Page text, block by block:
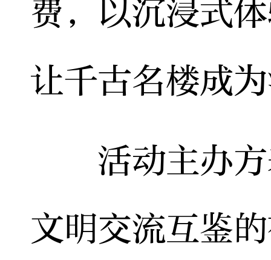
费，以沉浸式
让千古名楼成
活动主办方
文明交流互鉴